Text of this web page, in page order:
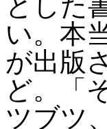
い。本
が出版
ど。「
ツブツ